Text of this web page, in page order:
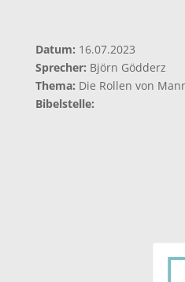
Datum: 16.07.2023
Sprecher: Björn Gödderz
Thema: Die Rollen von
Bibelstelle: